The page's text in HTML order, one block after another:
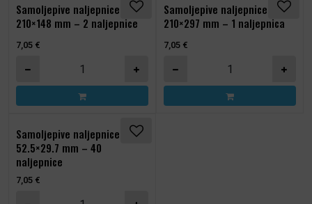
Samoljepive naljepnice –
210×148 mm – 2 naljepnice
7,05 €
Samoljepive naljepnice - 210x148 mm – 2 naljepnice
Samoljepive naljepnice –
210×297 mm – 1 naljepnica
7,05 €
Samoljepive naljepnice -
Samoljepive naljepnice –
52.5×29.7 mm – 40
naljepnice
7,05 €
Samoljepive naljepnice - 52.5x29.7 mm – 40 naljepnice